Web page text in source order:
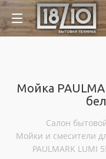
Мойка
Салон
Мойки и смесители
PAULMARK LUMI